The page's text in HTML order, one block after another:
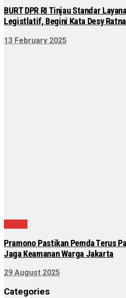
BURT DPR RI Tinjau Standar
Legistlatif, Begini Kata Desy
13 February 2025
Pramono Pastikan Pemda Terus
Jaga Keamanan Warga Jakarta
29 August 2025
Categories